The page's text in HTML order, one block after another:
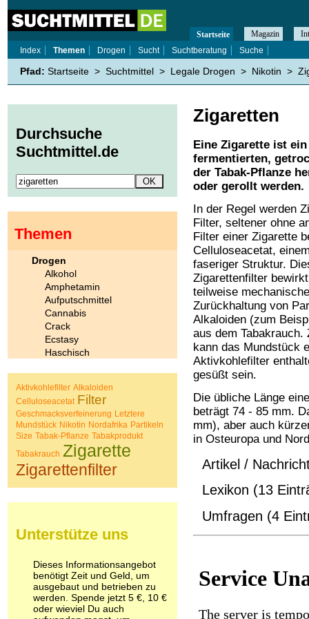
Zigaretten
Eine Zigarette ist
fermentierten,
der Tabak-Pflanze
oder gerollt werden.
In der Regel werden
Filter, seltener ohne
Filter einer Zigarette
Celluloseacetat,
faseriger Struktur.
Zigarettenfilter
teilweise mechanische
Zurückhaltung von
Alkaloiden (zum
aus dem Tabakrauch.
kann das Mundstück
Aktivkohlefilter
gesüßt sein.
Die übliche Länge
beträgt 74 - 85 mm.
mm), aber auch
in Osteuropa und
Artikel /
Lexikon (13
Umfragen (4
Startseite Magazin
Index
Themen Drogen Sucht Suchtberatung Suche
Pfad: Startseite > Suchtmittel > Legale Drogen > Nikotin >
Durchsuche
Suchtmittel.de
Themen
Drogen
Alkohol
Amphetamin
Aufputschmittel
Cannabis
Crack
Ecstasy
Haschisch
Koffein
Kokain
Lachgas
LSD
Marihuana
Medikamente
Meskalin
Nikotin
Pilze
Poppers
Psychopharmaka
Schlafmittel
Schmerzmittel
Aktivkohlefilter Alkaloiden
Celluloseacetat Filter
Geschmacksverfeinerung Letztere
Mundstück Nikotin Nordafrika Partikeln
Size Tabak-Pflanze Tabakprodukt
Tabakrauch Zigarette
Zigarettenfilter
Unterstütze uns
Dieses Informationsangebot
benötigt Zeit und Geld, um
ausgebaut und betrieben zu
werden. Spende jetzt 5 €, 10 €
oder wieviel Du auch